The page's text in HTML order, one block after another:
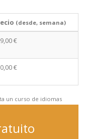
(desde, semana)
€
€
un curso de idiomas